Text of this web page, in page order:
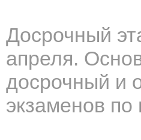
Досрочный
апреля.
досрочный и
экзаменов